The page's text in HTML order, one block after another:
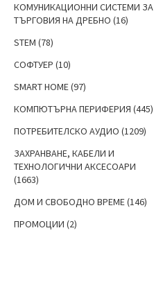
КОМУНИКАЦИОННИ СИСТЕМИ ЗА
ТЪРГОВИЯ НА ДРЕБНО (16)
STEM (78)
СОФТУЕР (10)
SMART HOME(97)
КОМПЮТЪРНА ПЕРИФЕРИЯ (445)
ПОТРЕБИТЕЛСКО АУДИО (1209)
ЗАХРАНВАНЕ, КАБЕЛИ И
ТЕХНОЛОГИЧНИ АКСЕСОАРИ
(1663)
ДОМ И СВОБОДНО ВРЕМЕ(146)
ПРОМОЦИИ (2)